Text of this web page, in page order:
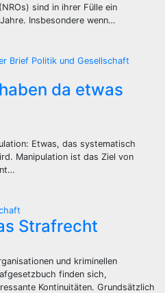
sind in ihrer Fülle ein
Insbesondere wenn…
Brief Politik und Gesellschaft
da etwas
Etwas, das systematisch
Manipulation ist das Ziel von
Strafrecht
und kriminellen
finden sich,
Kontinuitäten. Grundsätzlich